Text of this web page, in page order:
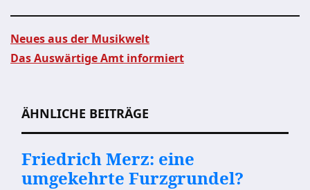
Neues aus der Musikwelt
Das Auswärtige Amt informiert
ÄHNLICHE BEITRÄGE
Friedrich Merz: eine
umgekehrte Furzgrundel?